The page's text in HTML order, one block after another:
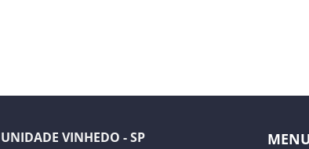
UNIDADE VINHEDO - SP MENU